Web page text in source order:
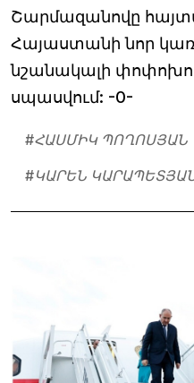
Շարմազանովը
Հայաստանի նոր
նշանակալի
սպասվում: -0-
#ՀԱՍՄԻԿ ՊՈՂՈՍՅԱՆ
#ԿԱՐԵՆ